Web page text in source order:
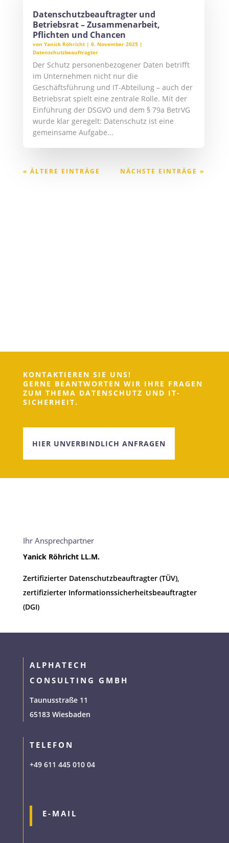
Datenschutzbeauftragter und
Betriebsrat – Zusammenarbeit,
Pflichten und Chancen
von Yanick Röhricht| 6. November 2025|
Datenschutzbeauftragter
Der Schutz personenbezogener Daten betrifft
im Unternehmen nicht nur die
Geschäftsführung und IT-Abteilung – auch der
Betriebsrat spielt eine zentrale Rolle. Mit der
Einführung der DSGVO und dem § 79a BetrVG
wurde klar geregelt: Datenschutz ist eine
gemeinsame Aufgabe...
« ÄLTERE EINTRÄGE NÄCHSTE EINTRÄGE »
KONTAKTIEREN SIE UNS!
GERNE BEANTWORTEN WIR IHRE FRAGEN
ZUM THEMA DATENSCHUTZ UND IT-
SICHERHEIT.
HIER UNVERBINDLICH ANFRAGEN
Ihr Ansprechpartner
Yanick Röhricht LL.M.
Zertifizierter Datenschutzbeauftragter (TÜV),
zertifizierter Informationssicherheitsbeauftragter
(DGI)
ALPHATECH
CONSULTING GMBH
Taunusstraße 11
65183 Wiesbaden
TELEFON
+49 611 445 010 04
E-MAIL